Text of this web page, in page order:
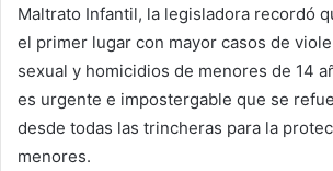
Maltrato Infantil, la legisladora recordó
el primer lugar con mayor casos de
sexual y homicidios de menores de 14
es urgente e impostergable que se
desde todas las trincheras para la
menores.